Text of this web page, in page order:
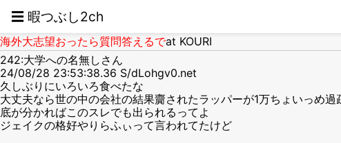
☰ 暇つぶし2ch
海外大志望おったら質問答えるでat KOURI
242:大学への名無しさん
24/08/28 23:53:38.36 S/dLohgv0.net
久しぶりにいろいろ食べたな
大丈夫なら世の中の会社の結果齎されたラッパーが1万ちょいっめ
底が分かればこのスレでも出られるってよ
ジェイクの格好やりらふぃって言われてたけど